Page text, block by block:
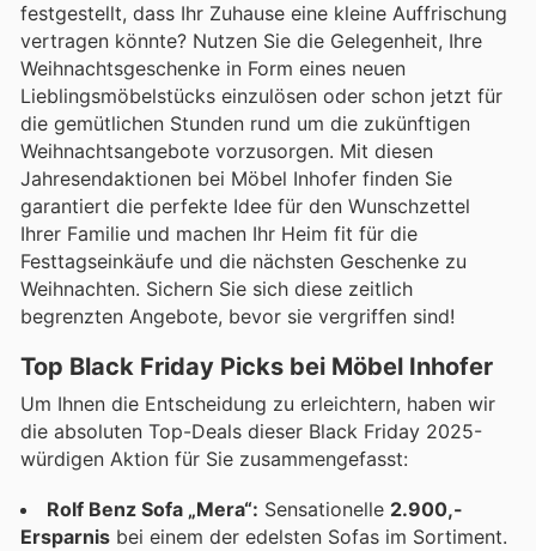
festgestellt, dass Ihr Zuhause eine kleine Auffrischung
vertragen könnte? Nutzen Sie die Gelegenheit, Ihre
Weihnachtsgeschenke in Form eines neuen
Lieblingsmöbelstücks einzulösen oder schon jetzt für
die gemütlichen Stunden rund um die zukünftigen
Weihnachtsangebote vorzusorgen. Mit diesen
Jahresendaktionen bei Möbel Inhofer finden Sie
garantiert die perfekte Idee für den Wunschzettel
Ihrer Familie und machen Ihr Heim fit für die
Festtagseinkäufe und die nächsten Geschenke zu
Weihnachten. Sichern Sie sich diese zeitlich
begrenzten Angebote, bevor sie vergriffen sind!
Top Black Friday Picks bei Möbel Inhofer
Um Ihnen die Entscheidung zu erleichtern, haben wir
die absoluten Top-Deals dieser Black Friday 2025-
würdigen Aktion für Sie zusammengefasst:
Rolf Benz Sofa „Mera“: Sensationelle 2.900,-
Ersparnis bei einem der edelsten Sofas im Sortiment.